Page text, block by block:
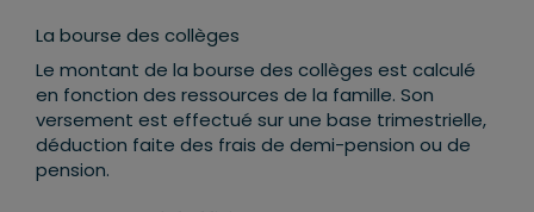
La bourse des collèges
Le montant de la bourse des collèges est calculé
en fonction des ressources de la famille. Son
versement est effectué sur une base trimestrielle,
déduction faite des frais de demi-pension ou de
pension.